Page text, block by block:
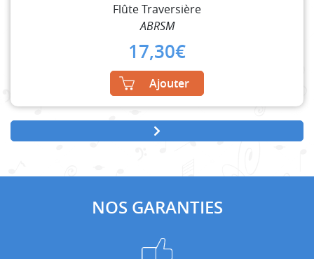
Flûte Traversière
ABRSM
17,30€
Ajouter
NOS GARANTIES